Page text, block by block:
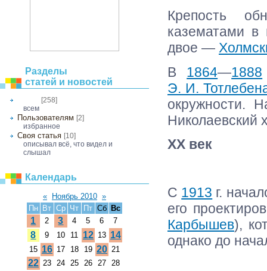
Разделы
статей и новостей
[258]
всем
Пользователям [2]
избранное
Своя статья [10]
описывал всё, что видел и
слышал
Календарь
« Ноябрь 2010 »
Пн Вт Ср Чт Пт Сб Вс
1 2 3 4 5 6 7
8 9 10 11 12 13 14
15 16 17 18 19 20 21
22 23 24 25 26 27 28
Крепость
казематами в
двое —
В 1864—1888
Э. И.
окружности.
Николаевский
ХХ век
С 1913 г.
его
Карбышев),
однако до